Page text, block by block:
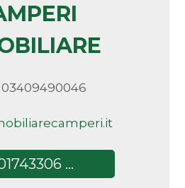
03409490046
...